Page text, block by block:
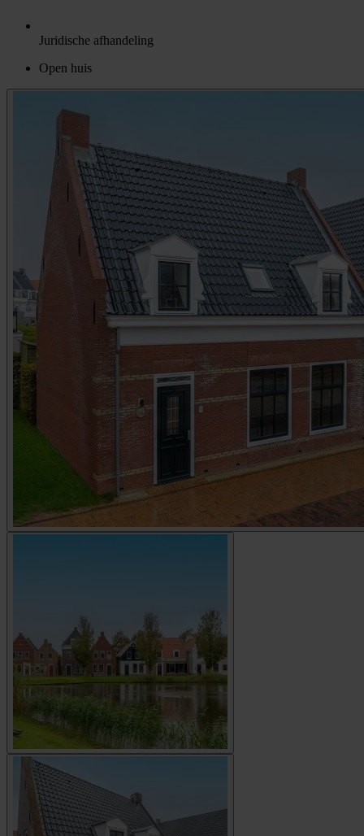
Juridische afhandeling
Open huis